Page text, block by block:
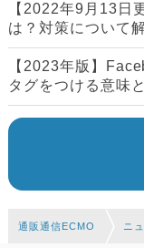
【2022年9月13日
は？対策について
【2023年版】
タグをつける意味
通販通信ECMO ニ